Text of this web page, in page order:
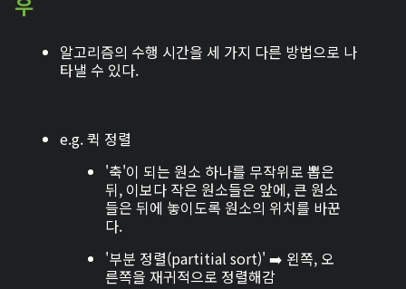
알고리즘의 수행 시간을 세 가지 다른 방법으로 나
타낼 수 있다.
e.g. 퀵 정렬
'축'이 되는 원소 하나를 무작위로 뽑은
뒤, 이보다 작은 원소들은 앞에, 큰 원소
들은 뒤에 놓이도록 원소의 위치를 바꾼
다.
'부분 정렬(partitial sort)' ➡️ 왼쪽, 오
른쪽을 재귀적으로 정렬해감